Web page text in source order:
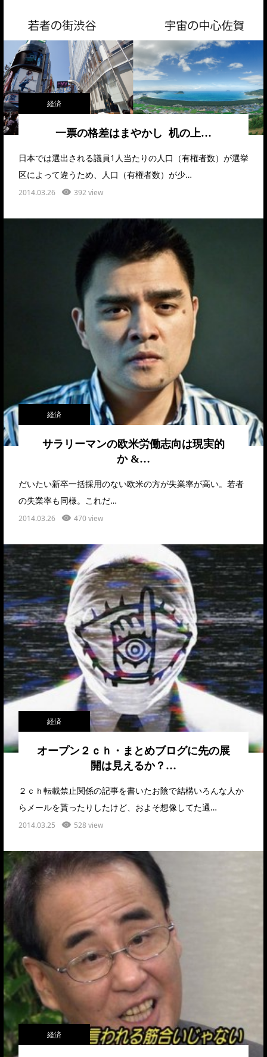
経済
一票の格差はまやかし 机の上…
日本では選出される議員1人当たりの人口（有権者数）が選挙
区によって違うため、人口（有権者数）が少…
2014.03.26 392 view
経済
サラリーマンの欧米労働志向は現実的
か &…
だいたい新卒一括採用のない欧米の方が失業率が高い。若者
の失業率も同様。これだ…
2014.03.26 470 view
経済
オープン２ｃｈ・まとめブログに先の展
開は見えるか？…
２ｃｈ転載禁止関係の記事を書いたお陰で結構いろんな人か
らメールを貰ったりしたけど、およそ想像してた通…
2014.03.25 528 view
経済